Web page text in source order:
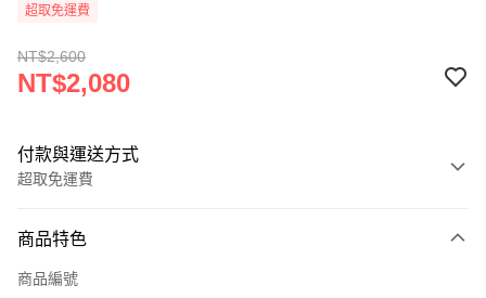
超取免運費
NT$2,600
NT$2,080
付款與運送方式
超取免運費
信用卡一次付款
超商取貨付款
商品特色
商品編號